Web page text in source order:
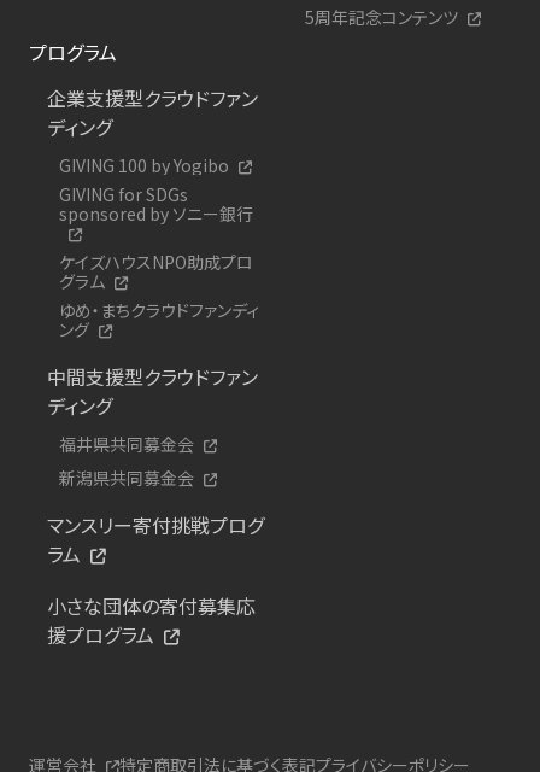
5周年記念コンテンツ
プログラム
企業支援型クラウドファン
ディング
GIVING 100 by Yogibo
GIVING for SDGs
sponsored by ソニー銀行
ケイズハウスNPO助成プロ
グラム
ゆめ・まちクラウドファンディ
ング
中間支援型クラウドファン
ディング
福井県共同募金会
新潟県共同募金会
マンスリー寄付挑戦プログ
ラム
小さな団体の寄付募集応
援プログラム
運営会社 特定商取引法に基づく表記プライバシーポリシー